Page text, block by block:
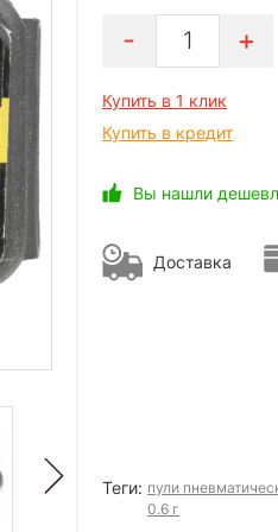
1
Купить в 1 клик
Купить в кредит
Вы нашли
Доставка
Теги: пули
0.6 г